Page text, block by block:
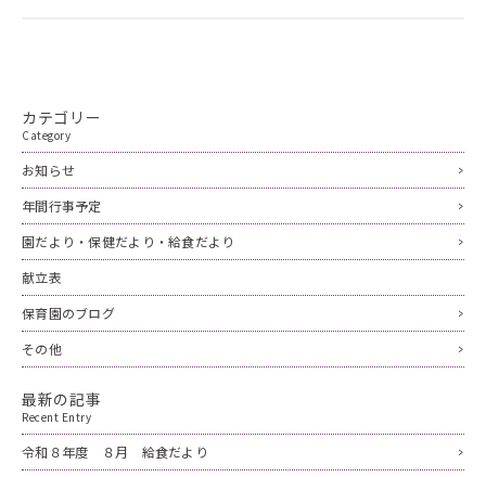
カテゴリー
Category
お知らせ
年間行事予定
園だより・保健だより・給食だより
献立表
保育園のブログ
その他
最新の記事
Recent Entry
令和８年度 ８月 給食だより